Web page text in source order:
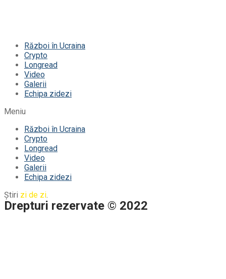
Război în Ucraina
Crypto
Longread
Video
Galerii
Echipa zidezi
Meniu
Război în Ucraina
Crypto
Longread
Video
Galerii
Echipa zidezi
Știri zi de zi.
Drepturi rezervate © 2022